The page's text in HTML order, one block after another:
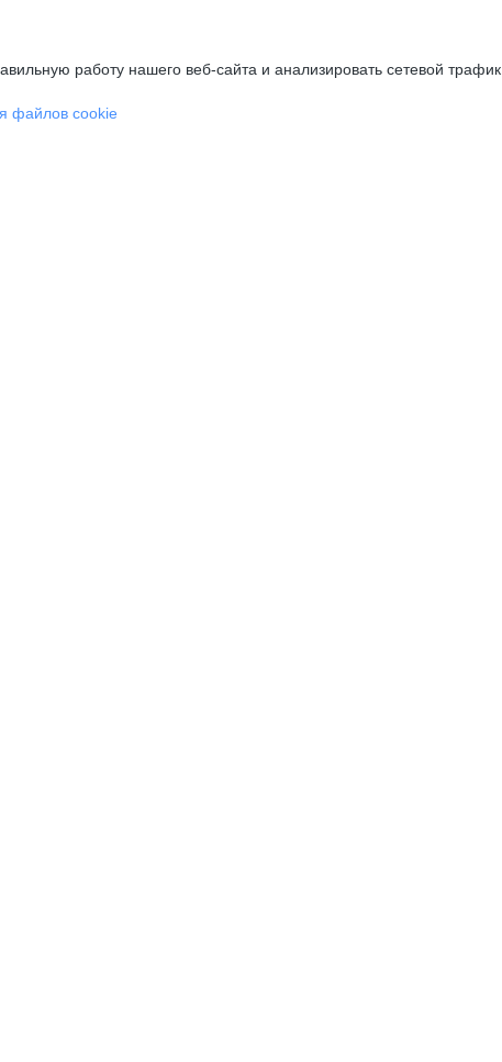
работу нашего веб-сайта и анализировать сетевой трафик.
файлов cookie